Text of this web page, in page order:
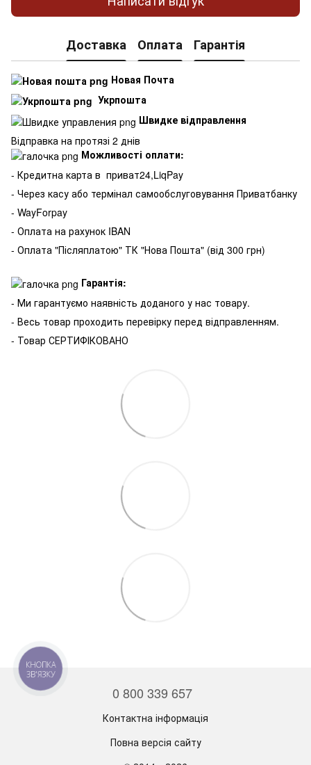
Доставка Оплата Гарантія
Новая Почта
Укрпошта
Швидке відправлення
Відправка на протязі 2 днів
Можливості оплати:
- Кредитна карта в приват24,LiqPay
- Через касу або термінал самообслуговування Приватбанку
- WayForpay
- Оплата на рахунок IBAN
- Оплата "Післяплатою" ТК "Нова Пошта" (від 300 грн)
Гарантія:
- Ми гарантуємо наявність доданого у нас товару.
- Весь товар проходить перевірку перед відправленням.
- Товар СЕРТИФІКОВАНО
0 800 339 657
Контактна інформація
Повна версія сайту